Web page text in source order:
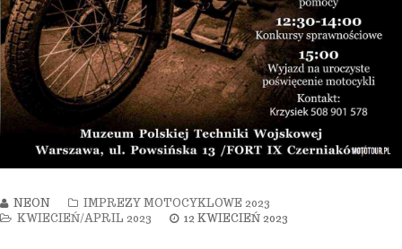
NEON
IMPREZY MOTOCYKLOWE 2023
KWIECIEŃ/APRIL 2023
12 KWIECIEŃ 2023